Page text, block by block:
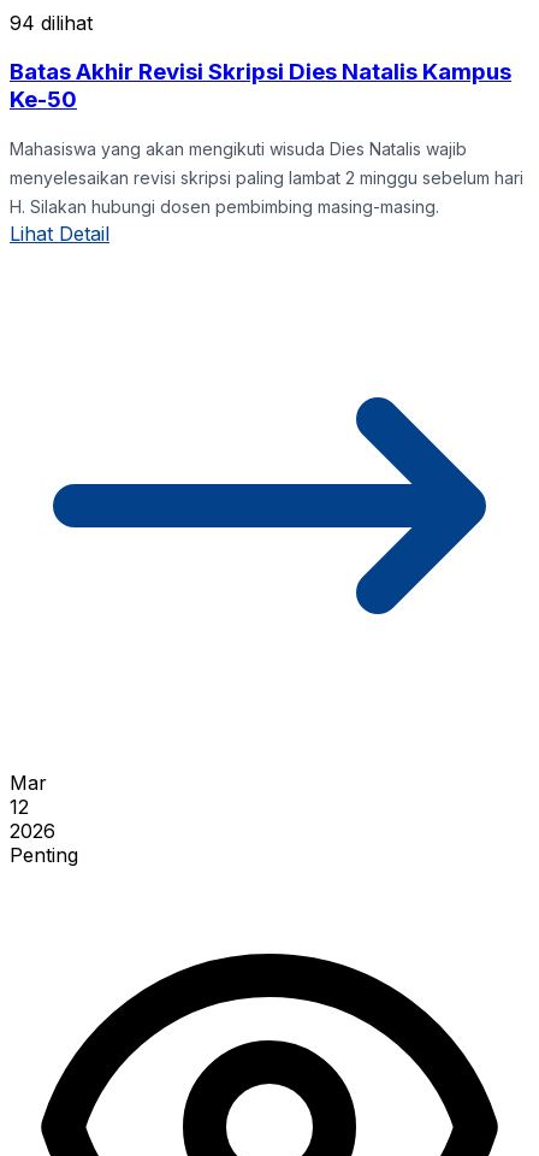
94 dilihat
Batas Akhir Revisi Skripsi Dies Natalis Kampus
Ke-50
Mahasiswa yang akan mengikuti wisuda Dies Natalis wajib
menyelesaikan revisi skripsi paling lambat 2 minggu sebelum hari
H. Silakan hubungi dosen pembimbing masing-masing.
Lihat Detail
Mar
12
2026
Penting